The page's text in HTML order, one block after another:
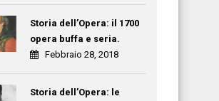
Storia dell’Opera: il 1700
opera buffa e seria.
Febbraio 28, 2018
Storia dell’Opera: le